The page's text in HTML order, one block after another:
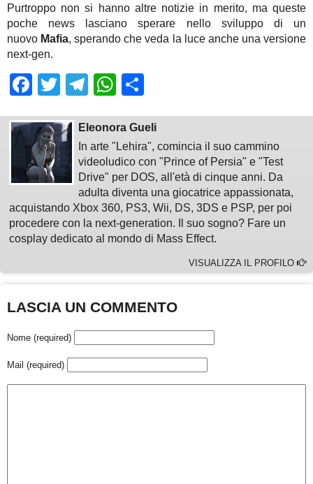
Purtroppo non si hanno altre notizie in merito, ma queste
poche news lasciano sperare nello sviluppo di un
nuovo Mafia, sperando che veda la luce anche una versione
next-gen.
Facebook
TwitterTelegram
WhatsApp
Eleonora Gueli
In arte "Lehira", comincia il suo cammino
videoludico con "Prince of Persia" e "Test
Drive" per DOS, all'età di cinque anni. Da
adulta diventa una giocatrice appassionata,
acquistando Xbox 360, PS3, Wii, DS, 3DS e PSP, per poi
procedere con la next-generation. Il suo sogno? Fare un
cosplay dedicato al mondo di Mass Effect.
VISUALIZZA IL PROFILO
LASCIA UN COMMENTO
Nome (required)
Mail (required)